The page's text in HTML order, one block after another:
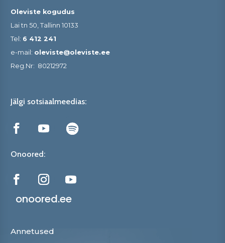
Oleviste kogudus
Lai tn 50, Tallinn 10133
Tel: 6 412 241
e-mail: oleviste@oleviste.ee
Reg.Nr: 80212972
Jälgi sotsiaalmeedias:
Onoored:
onoored.ee
Annetused